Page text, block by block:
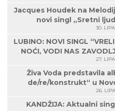
Jacques Houdek na
novi singl „Sretni
30.
LUBINO: NOVI SINGL
NOĆI, VODI NAS
27.
Živa Voda predstavila
de/re/konstrukt“ u
26.
KANDŽIJA: Aktualni